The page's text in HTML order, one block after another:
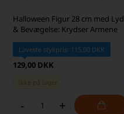
Halloween Figur 28 cm med Lyd
& Bevægelse: Krydser Armene
Laveste stykpris: 115,00 DKK
129,00 DKK
Ikke på lager
- +